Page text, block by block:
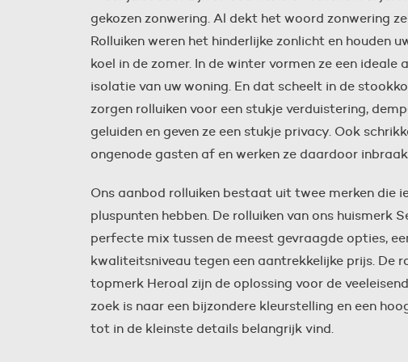
gekozen zonwering. Al dekt het woord zonwering
Rolluiken weren het hinderlijke zonlicht en houden
koel in de zomer. In de winter vormen ze een ideale
isolatie van uw woning. En dat scheelt in de
zorgen rolluiken voor een stukje verduistering,
geluiden en geven ze een stukje privacy. Ook
ongenode gasten af en werken ze daardoor
Ons aanbod rolluiken bestaat uit twee merken die
pluspunten hebben. De rolluiken van ons huismerk
perfecte mix tussen de meest gevraagde opties,
kwaliteitsniveau tegen een aantrekkelijke prijs. De
topmerk Heroal zijn de oplossing voor de
zoek is naar een bijzondere kleurstelling en een
tot in de kleinste details belangrijk vind.